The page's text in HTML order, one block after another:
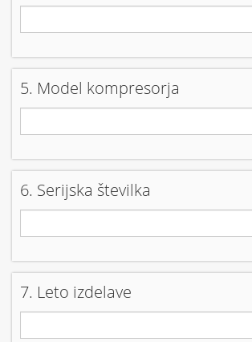
5. Model kompresorja
6. Serijska številka
7. Leto izdelave